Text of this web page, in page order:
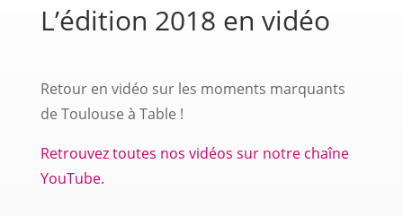
L’édition 2018 en vidéo
Retour en vidéo sur les moments marquants
de Toulouse à Table !
Retrouvez toutes nos vidéos sur notre chaîne
YouTube.